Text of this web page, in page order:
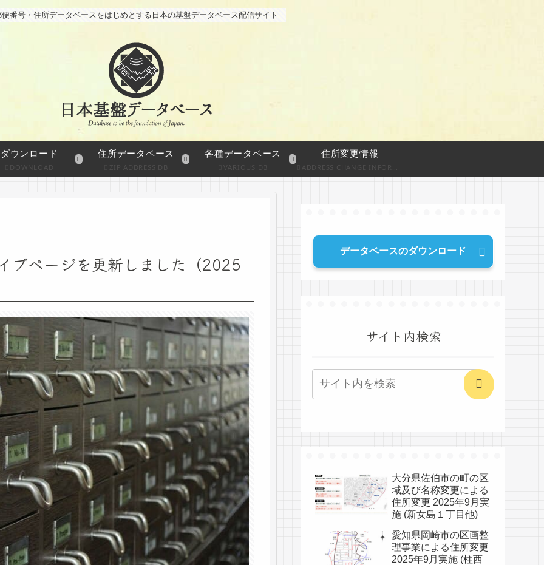
便番号・住所データベースをはじめとする日本の基盤データベース配信サイト
ダウンロード
DOWNLOAD
住所データベース
ZIP ADDRESS DB
各種データベース
VARIOUS DB
住所変更情報
ADDRESS CHANGE INFORMATION
ブページを更新しました（2025
データベースのダウンロード
サイト内検索
大分県佐伯市の町の区
域及び名称変更による
住所変更 2025年9月実
施 (新女島１丁目他)
愛知県岡崎市の区画整
理事業による住所変更
2025年9月実施 (柱西